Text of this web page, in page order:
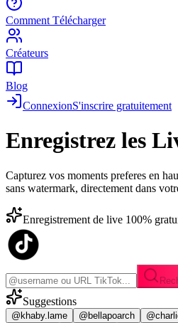
Comment Télécharger
Créateurs
Blog
ConnexionS'inscrire gratuitement
Enregistrez les
Capturez vos moments preferes en
sans watermark, directement dans
Enregistrement de live 100%
Suggestions
@khaby.lame @bellapoarch